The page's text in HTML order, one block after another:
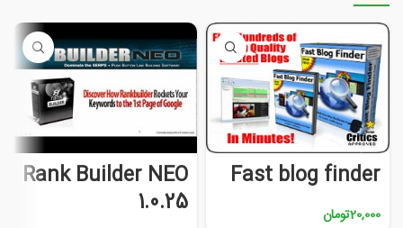
Fast blog finder
20,000تومان
Rank Builder NEO
1.0.25